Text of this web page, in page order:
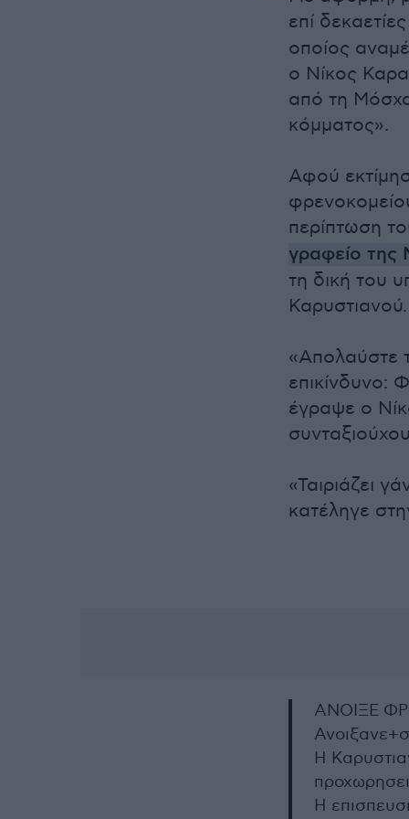
επί
οποίος
ο Νίκος
από τη
κόμματος».
Αφού
περίπτωση
γραφείο της
τη δική του
Καρυστιανού.
«Απολαύστε
επικίνδυνο:
έγραψε ο
«Ταιριάζει
κατέληγε
ΑΝΟΙΞΕ
Η
Η